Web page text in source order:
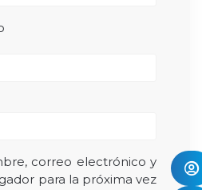
correo electrónico y
para la próxima vez